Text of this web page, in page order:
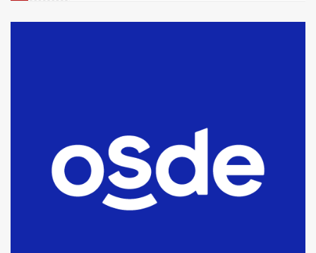
fueron detenidos por
comercialización de drogas en la
tarde del sábado
T.Lauquen: se vendió el edificio de
lo que fue la planta Industrial del